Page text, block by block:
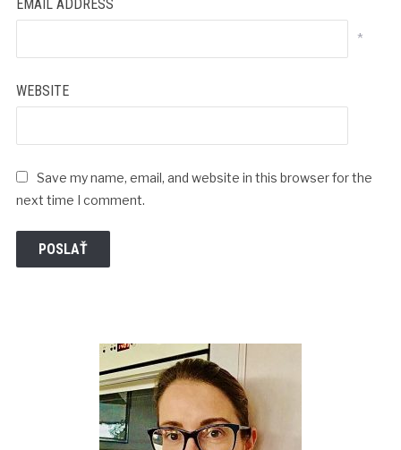
EMAIL ADDRESS
*
WEBSITE
Save my name, email, and website in this browser for the
next time I comment.